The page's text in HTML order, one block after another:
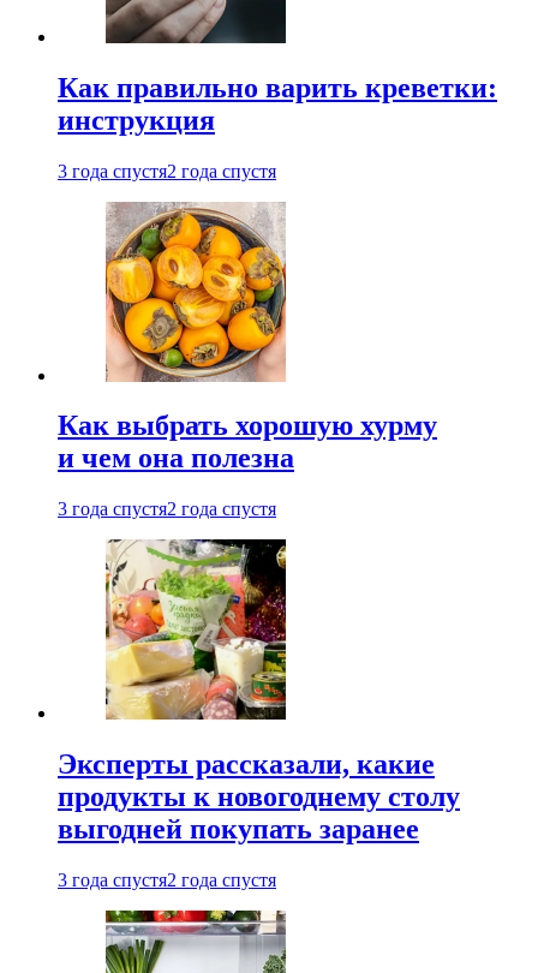
Как правильно варить креветки:
инструкция
3 года спустя2 года спустя
Как выбрать хорошую хурму
и чем она полезна
3 года спустя2 года спустя
Эксперты рассказали, какие
продукты к новогоднему столу
выгодней покупать заранее
3 года спустя2 года спустя